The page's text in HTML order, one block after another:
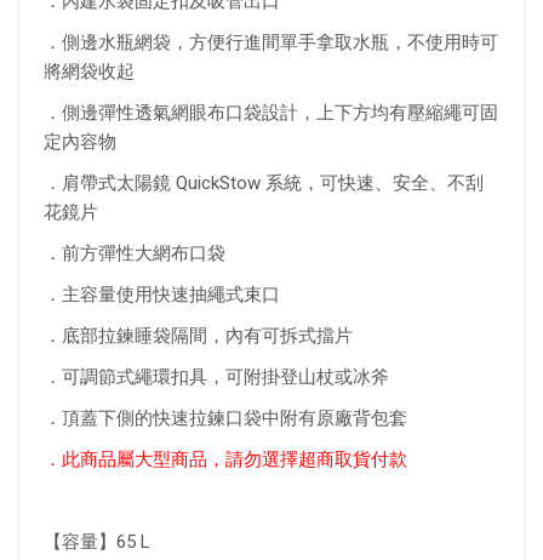
．側邊水瓶網袋，方便行進間單手拿取水瓶，不使用時可
將網袋收起
．側邊彈性透氣網眼布口袋設計，上下方均有壓縮繩可固
定內容物
．肩帶式太陽鏡 QuickStow 系統，可快速、安全、不刮
花鏡片
．前方彈性大網布口袋
．主容量使用快速抽繩式束口
．底部拉鍊睡袋隔間，內有可拆式擋片
．可調節式繩環扣具，可附掛登山杖或冰斧
．頂蓋下側的快速拉鍊口袋中附有原廠背包套
．此商品屬大型商品，請勿選擇超商取貨付款
【容量】65 L